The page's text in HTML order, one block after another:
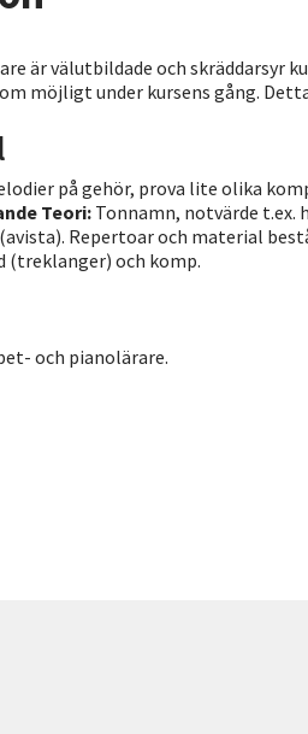
är välutbildade och skräddarsyr
möjligt under kursens gång.
på gehör, prova lite olika
Teori:Tonnamn, notvärde
Repertoar och material
(treklanger) och komp.
och pianolärare.